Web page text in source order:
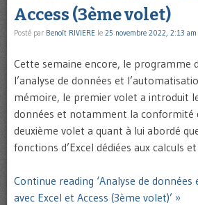
Access (3ème volet)
Posté par Benoît RIVIERE le 25 novembre 2022, 2:13 am
Cette semaine encore, le programme
l’analyse de données et
mémoire, le premier volet a introduit
données et notamment la conformité
deuxième volet a quant à lui abordé
fonctions d’Excel dédiées aux calculs
Continue reading ‘Analyse de
avec Excel et Access (3ème volet)’ »